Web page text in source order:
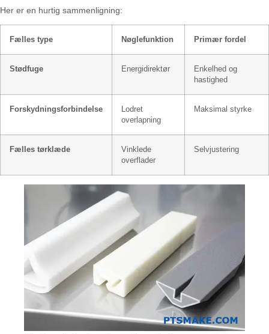
Her er en hurtig sammenligning:
Fælles type Nøglefunktion Primær fordel
Stødfuge Energidirektør
Enkelhed og
hastighed
Forskydningsforbindelse
Lodret
overlapning
Maksimal styrke
Fælles tørklæde
Vinklede
overflader
Selvjustering